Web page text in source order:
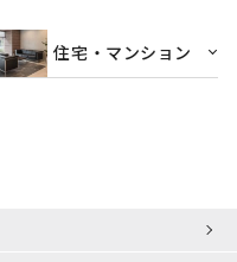
住宅・マンション